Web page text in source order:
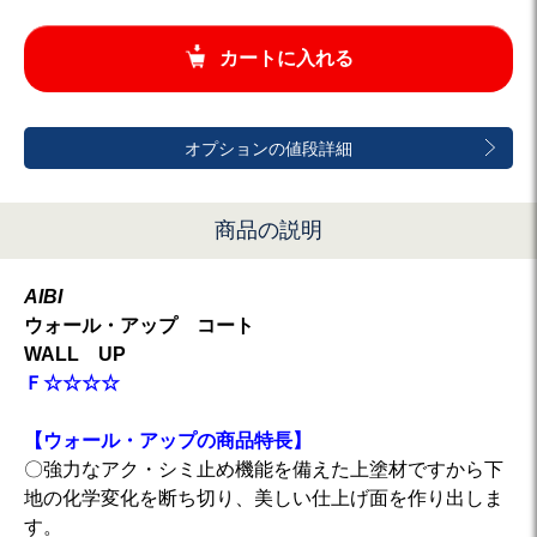
カートに入れる
オプションの値段詳細
商品の説明
AIBI
ウォール・アップ コート
WALL UP
Ｆ☆☆☆☆
【ウォール・アップの商品特長】
〇強力なアク・シミ止め機能を備えた上塗材ですから下
地の化学変化を断ち切り、美しい仕上げ面を作り出しま
す。